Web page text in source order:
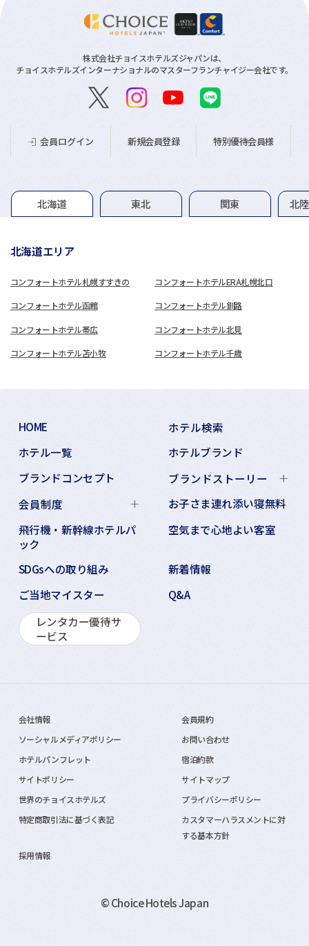
株式会社チョイスホテルズジャパンは、
チョイスホテルズインターナショナルのマスターフランチャイジー会社です。
会員ログイン 新規会員登録 特別優待会員様
グループホテル一覧
北海道 東北 関東 北
北海道エリア
コンフォートホテル札幌すすきの コンフォートホテルERA札幌北口
コンフォートホテル函館 コンフォートホテル釧路
コンフォートホテル帯広 コンフォートホテル北見
コンフォートホテル苫小牧 コンフォートホテル千歳
HOME
ホテル検索
ホテル一覧
ホテルブランド
ブランドコンセプト
ブランドストーリー
会員制度
お子さま連れ添い寝無料
飛行機・新幹線ホテルパ
ック
空気まで心地よい客室
SDGsへの取り組み
新着情報
ご当地マイスター
Q&A
レンタカー優待サ
ービス
会社情報
会員規約
ソーシャルメディアポリシー
お問い合わせ
ホテルパンフレット
宿泊約款
サイトポリシー
サイトマップ
世界のチョイスホテルズ
プライバシーポリシー
特定商取引法に基づく表記
カスタマーハラスメントに対
する基本方針
採用情報
© Choice Hotels Japan